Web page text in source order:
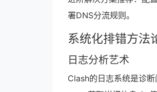
署DNS分流规则。
系统化排错方法
日志分析艺术
Clash的日志系统是诊